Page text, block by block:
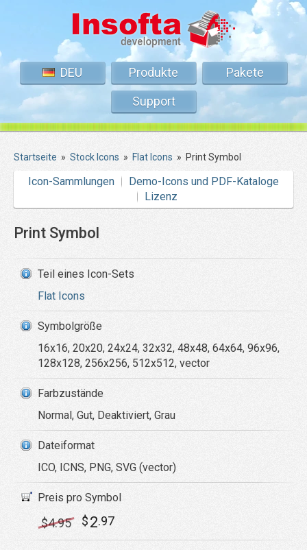
DEU Produkte
Pakete
Support
Startseite » Stock Icons » Flat Icons » Print Symbol
Icon-Sammlungen
Demo-Icons und PDF-Kataloge
Lizenz
Print Symbol
Teil eines Icon-Sets
Flat Icons
Symbolgröße
16x16, 20x20, 24x24, 32x32, 48x48, 64x64, 96x96,
128x128, 256x256, 512x512, vector
Farbzustände
Normal, Gut, Deaktiviert, Grau
Dateiformat
ICO, ICNS, PNG, SVG (vector)
Preis pro Symbol
$4.95 $2.97